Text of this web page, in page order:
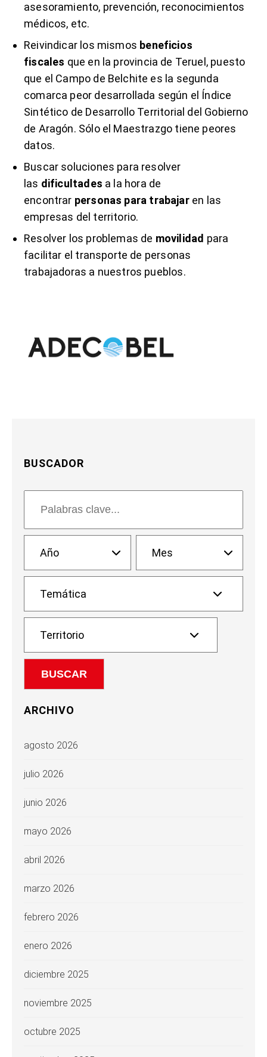
asesoramiento, prevención, reconocimientos
médicos, etc.
Reivindicar los mismos beneficios
fiscales que en la provincia de Teruel, puesto
que el Campo de Belchite es la segunda
comarca peor desarrollada según el Índice
Sintético de Desarrollo Territorial del Gobierno
de Aragón. Sólo el Maestrazgo tiene peores
datos.
Buscar soluciones para resolver
las dificultades a la hora de
encontrar personas para trabajaren las
empresas del territorio.
Resolver los problemas de movilidad para
facilitar el transporte de personas
trabajadoras a nuestros pueblos.
BUSCADOR
ARCHIVO
agosto 2026
julio 2026
junio 2026
mayo 2026
abril 2026
marzo 2026
febrero 2026
enero 2026
diciembre 2025
noviembre 2025
octubre 2025